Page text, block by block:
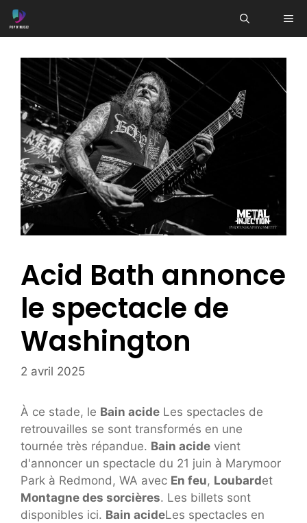
Aller
au
Acid Bath annonce
le spectacle de
Washington
2 avril 2025
À ce stade, le Bain acide Les spectacles de
retrouvailles se sont transformés en une
tournée très répandue. Bain acide vient
d'annoncer un spectacle du 21 juin à Marymoor
Park à Redmond, WA avec En feu, Loubardet
Montagne des sorcières. Les billets sont
disponibles ici. Bain acideLes spectacles en